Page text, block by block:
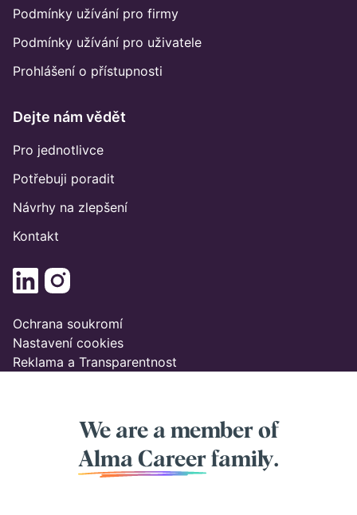
Podmínky užívání pro firmy
Podmínky užívání pro uživatele
Prohlášení o přístupnosti
Dejte nám vědět
Pro jednotlivce
Potřebuji poradit
Návrhy na zlepšení
Kontakt
Ochrana soukromí
Nastavení cookies
Reklama a Transparentnost
We are a member of
Alma Career family.